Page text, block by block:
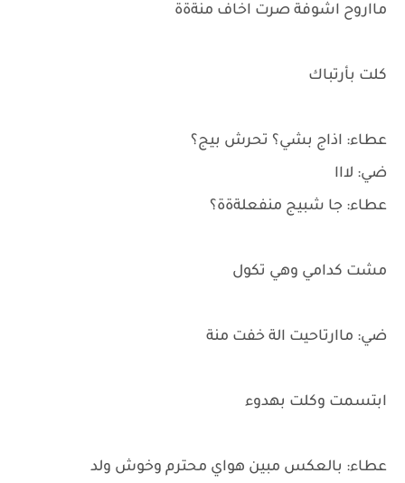
مااروح اشوفة صرت اخاف منةةة
كلت بأرتباك
عطاء: اذاج بشي؟ تحرش بيج؟
ضي: لااا
عطاء: جا شبيج منفعلةةة؟
مشت كدامي وهي تكول
ضي: ماارتاحيت الة خفت منة
ابتسمت وكلت بهدوء
عطاء: بالعكس مبين هواي محترم وخوش ولد